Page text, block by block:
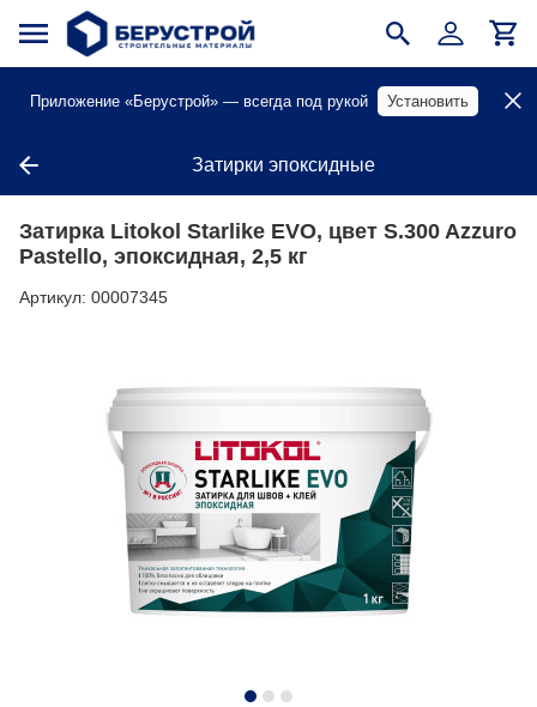
Приложение «Берустрой» — всегда под рукой Установить
Затирки эпоксидные
Затирка Litokol Starlike EVO, цвет S.300 Azzuro
Pastello, эпоксидная, 2,5 кг
Артикул: 00007345